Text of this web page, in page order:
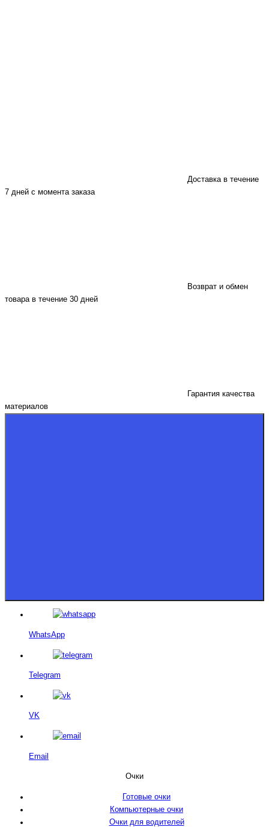
Доставка в течение
7 дней с момента заказа
Возврат и обмен
товара в течение 30 дней
Гарантия качества
материалов
WhatsApp
Telegram
VK
Email
Очки
Готовые очки
Компьютерные очки
Очки для водителей